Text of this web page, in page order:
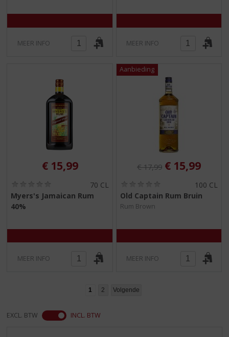
5
MEER INFO
5
MEER INFO
€ 15,99
,
70 CL
Myers's Jamaican Rum
40%
MEER INFO
Originele prijs was:
€17,99 , Huidige
€ 15,99
,
100 CL
Old Captain Rum Bruin
Rum Brown
MEER INFO
1 2 Volgende
EXCL. BTW INCL. BTW